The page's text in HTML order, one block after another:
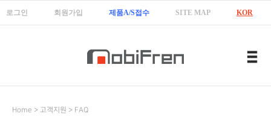
로그인 회원가입 제품A/S접수 SITE MAP KOR
Home > 고객지원 > FAQ